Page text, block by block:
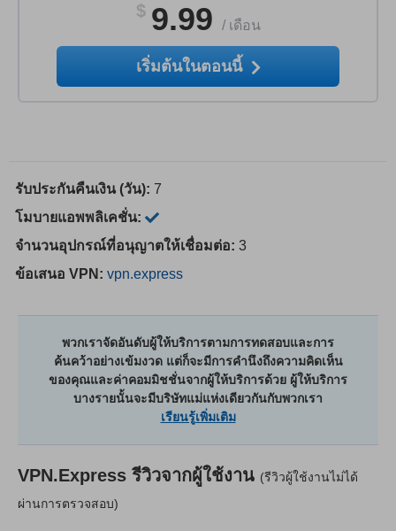
$ 9.99 / เดือน
เริ่มต้นในตอนนี้
รับประกันคืนเงิน (วัน): 7
โมบายแอพพลิเคชั่น:
จำนวนอุปกรณ์ที่อนุญาตให้เชื่อมต่อ: 3
ข้อเสนอ VPN: vpn.express
พวกเราจัดอันดับผู้ให้บริการตามการทดสอบและการ
ค้นคว้าอย่างเข้มงวด แต่ก็จะมีการคำนึงถึงความคิดเห็น
ของคุณและค่าคอมมิชชั่นจากผู้ให้บริการด้วย ผู้ให้บริการ
บางรายนั้นจะมีบริษัทแม่แห่งเดียวกันกับพวกเรา
เรียนรู้เพิ่มเติม
VPN.Express รีวิวจากผู้ใช้งาน (รีวิวผู้ใช้งานไม่ได้
ผ่านการตรวจสอบ)